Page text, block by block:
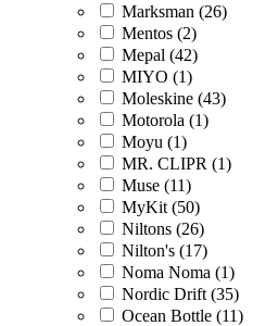
Marksman (26)
Mentos (2)
Mepal (42)
MIYO (1)
Moleskine (43)
Motorola (1)
Moyu (1)
MR. CLIPR (1)
Muse (11)
MyKit (50)
Niltons (26)
Nilton's (17)
Noma Noma (1)
Nordic Drift (35)
Ocean Bottle (11)